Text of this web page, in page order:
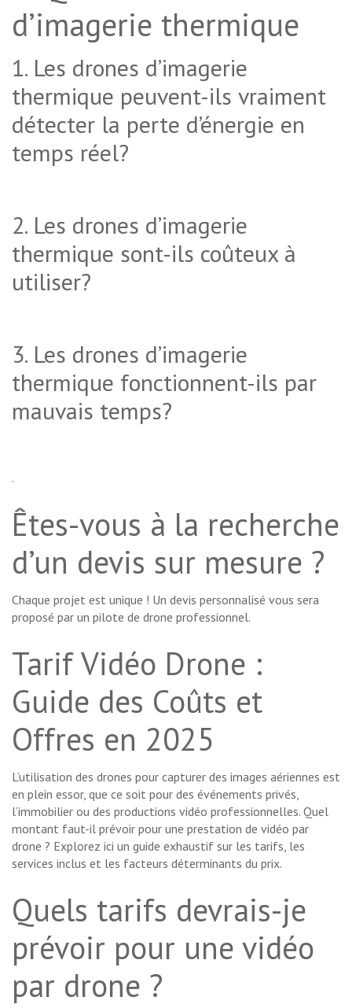
d’imagerie thermique
1. Les drones d’imagerie
thermique peuvent-ils vraiment
détecter la perte d’énergie en
temps réel?
2. Les drones d’imagerie
thermique sont-ils coûteux à
utiliser?
3. Les drones d’imagerie
thermique fonctionnent-ils par
mauvais temps?
.
Êtes-vous à la recherche
d’un devis sur mesure ?
Chaque projet est unique ! Un devis personnalisé vous sera
proposé par un pilote de drone professionnel.
Tarif Vidéo Drone :
Guide des Coûts et
Offres en 2025
L’utilisation des drones pour capturer des images aériennes est
en plein essor, que ce soit pour des événements privés,
l’immobilier ou des productions vidéo professionnelles. Quel
montant faut-il prévoir pour une prestation de vidéo par
drone ? Explorez ici un guide exhaustif sur les tarifs, les
services inclus et les facteurs déterminants du prix.
Quels tarifs devrais-je
prévoir pour une vidéo
par drone ?